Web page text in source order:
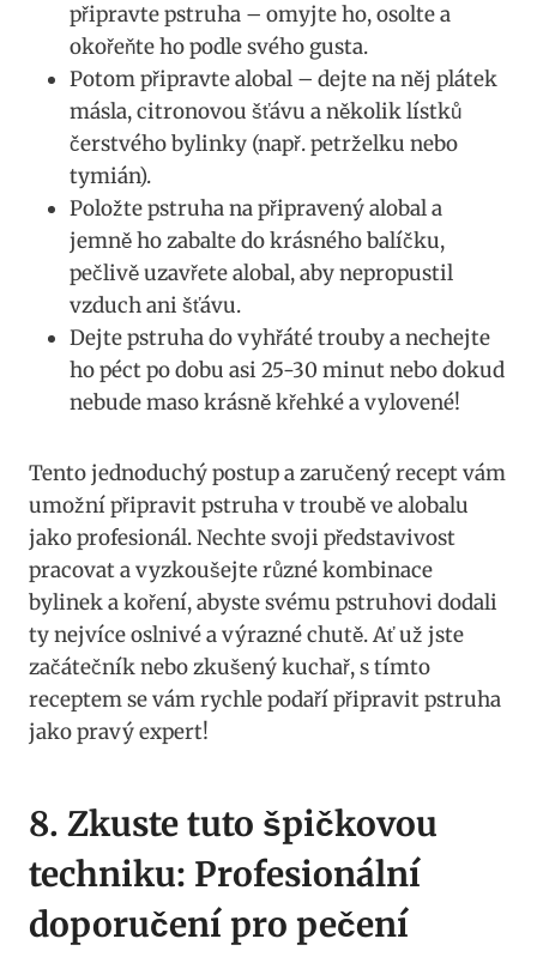
připravte pstruha ⁣– omyjte ho, osolte a
okořeňte⁢ ho podle svého gusta.
Potom‍ připravte alobal⁤ – dejte ‌na něj plátek​
másla, ‍citronovou šťávu a několik lístků
čerstvého bylinky (např.‍ petrželku nebo‍
tymián).
Položte pstruha na ⁣připravený alobal a
jemně ‍ho zabalte do⁤ krásného balíčku,
⁤pečlivě uzavřete alobal, aby nepropustil
‍vzduch⁤ ani⁢ šťávu.
Dejte ‌pstruha ⁢do vyhřáté trouby a nechejte
ho péct po ‌dobu asi 25-30 minut nebo dokud
‌nebude maso krásně křehké a vylovené!
Tento⁣ jednoduchý​ postup ‌a zaručený ⁣recept vám
umožní ‍připravit ‍pstruha⁢ v troubě ve alobalu
jako ⁤profesionál. Nechte svoji představivost
‍pracovat a⁣ vyzkoušejte‌ různé kombinace
bylinek a koření, abyste svému ‌pstruhovi​ dodali
ty ​nejvíce oslnivé a ‌výrazné chutě. Ať ⁣už‍ jste
začátečník ‍nebo ​zkušený kuchař, s⁢ tímto​
receptem se ⁣vám rychle podaří připravit pstruha‌
jako pravý expert!
8. Zkuste tuto⁣ špičkovou
techniku: Profesionální
doporučení⁤ pro pečení